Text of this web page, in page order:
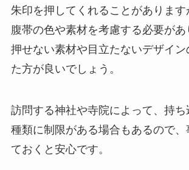
朱印を押してくれることがあります
腹帯の色や素材を考慮する必要が
押せない素材や目立たないデザイン
た方が良いでしょう。
訪問する神社や寺院によって、持
種類に制限がある場合もあるので、
ておくと安心です。